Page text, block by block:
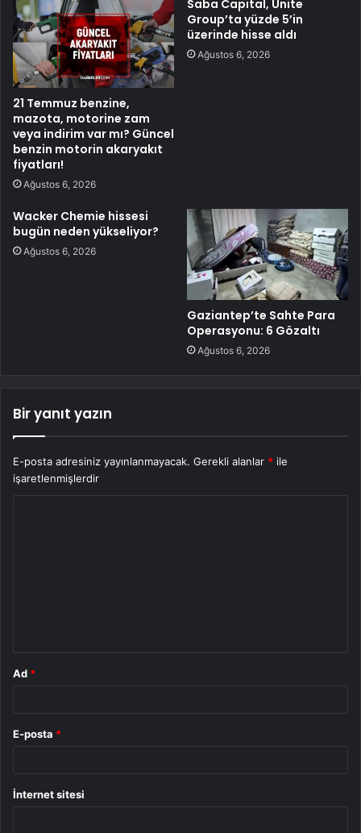
21 Temmuz benzine,
mazota, motorine zam
veya indirim var mı? Güncel
benzin motorin akaryakıt
fiyatları!
Ağustos 6, 2026
Saba Capital, Unite
Group’ta yüzde 5’in
üzerinde hisse aldı
Ağustos 6, 2026
Wacker Chemie hissesi
bugün neden yükseliyor?
Ağustos 6, 2026
Gaziantep’te Sahte Para
Operasyonu: 6 Gözaltı
Ağustos 6, 2026
Bir yanıt yazın
E-posta adresiniz yayınlanmayacak. Gerekli alanlar * ile
işaretlenmişlerdir
Ad *
E-posta *
İnternet sitesi